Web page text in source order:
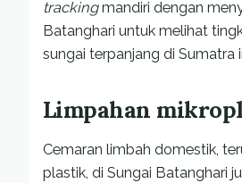
trackingmandiri dengan
Batanghari untuk melihat
sungai terpanjang di Sumatra
Limpahan
Cemaran limbah domestik,
plastik, di Sungai Batanghari